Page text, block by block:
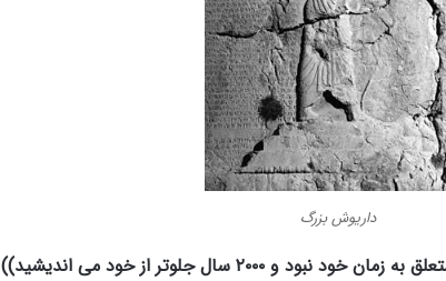
داریوش بزرگ
به زمان خود نبود و ۲۰۰۰ سال جلوتر از خود می اندیشید))